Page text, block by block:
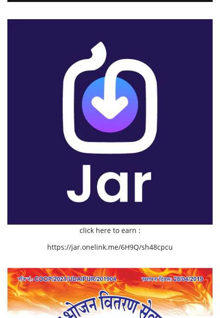
click here to earn :
https://jar.onelink.me/6H9Q/sh48cpcu